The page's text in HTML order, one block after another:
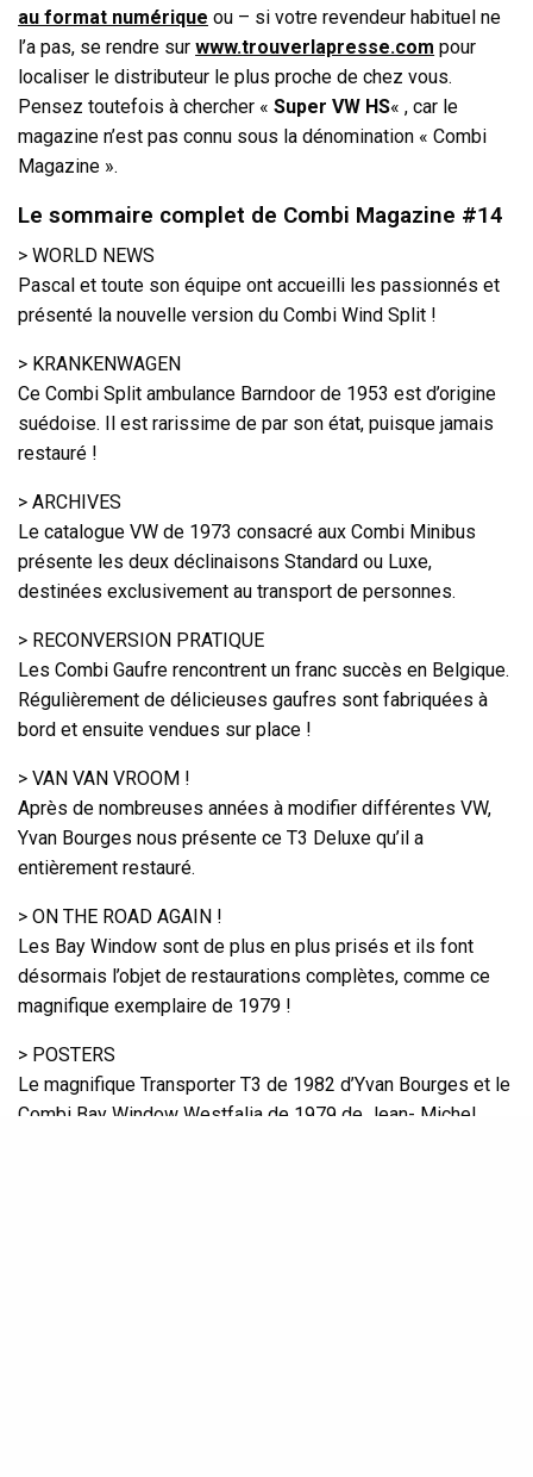
au format numérique ou – si votre revendeur habituel ne
l’a pas, se rendre surwww.trouverlapresse.com pour
localiser le distributeur le plus proche de chez vous.
Pensez toutefois à chercher «Super VW HS« , car le
magazine n’est pas connu sous la dénomination « Combi
Magazine ».
Le sommaire complet de Combi Magazine #14
> WORLD NEWS
Pascal et toute son équipe ont accueilli les passionnés et
présenté la nouvelle version du Combi Wind Split !
> KRANKENWAGEN
Ce Combi Split ambulance Barndoor de 1953 est d’origine
suédoise. Il est rarissime de par son état, puisque jamais
restauré !
> ARCHIVES
Le catalogue VW de 1973 consacré aux Combi Minibus
présente les deux déclinaisons Standard ou Luxe,
destinées exclusivement au transport de personnes.
> RECONVERSION PRATIQUE
Les Combi Gaufre rencontrent un franc succès en Belgique.
Régulièrement de délicieuses gaufres sont fabriquées à
bord et ensuite vendues sur place !
> VAN VAN VROOM !
Après de nombreuses années à modifier différentes VW,
Yvan Bourges nous présente ce T3 Deluxe qu’il a
entièrement restauré.
> ON THE ROAD AGAIN !
Les Bay Window sont de plus en plus prisés et ils font
désormais l’objet de restaurations complètes, comme ce
magnifique exemplaire de 1979 !
> POSTERS
Le magnifique Transporter T3 de 1982 d’Yvan Bourges et le
Combi Bay Window Westfalia de 1979 de Jean- Michel